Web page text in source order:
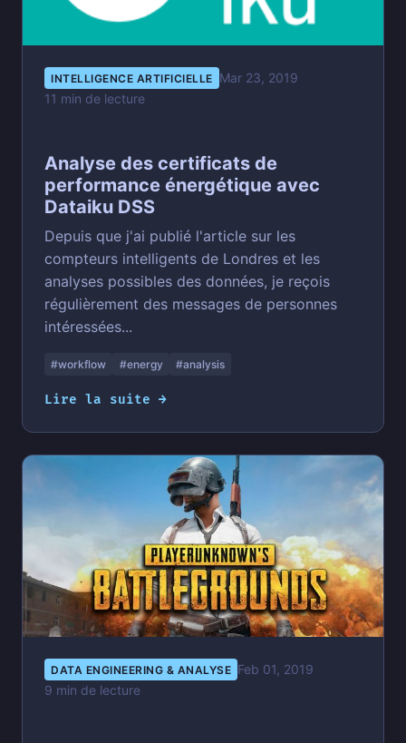
INTELLIGENCE ARTIFICIELLE Mar 23, 2019
11 min de lecture
Analyse des certificats de
performance énergétique avec
Dataiku DSS
Depuis que j'ai publié l'article sur les
compteurs intelligents de Londres et les
analyses possibles des données, je reçois
régulièrement des messages de personnes
intéressées...
#workflow #energy #analysis
Lire la suite →
DATA ENGINEERING & ANALYSE Feb 01, 2019
9 min de lecture